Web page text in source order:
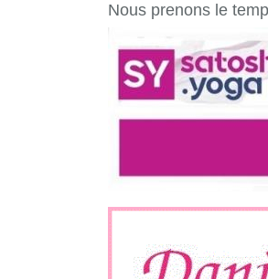
Nous prenons le